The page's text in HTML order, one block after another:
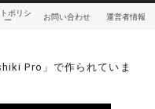
ポリシ
ー
お問い合わせ 運営者情報
Pro」で作られていま